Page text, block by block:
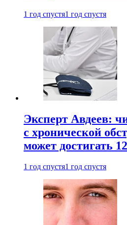
1 год спустя1 год спустя
Эксперт Авдеев:
с хронической
может достигать
1 год спустя1 год спустя